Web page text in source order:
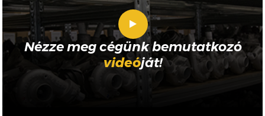
Nézze meg cégünk bemutatkozó
videóját!